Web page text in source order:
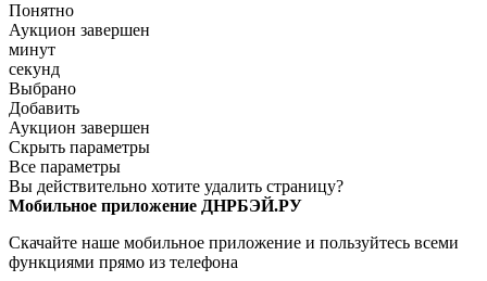
Понятно
Аукцион завершен
минут
секунд
Выбрано
Добавить
Аукцион завершен
Скрыть параметры
Все параметры
Вы действительно хотите удалить страницу?
Мобильное приложение ДНРБЭЙ.РУ
Скачайте наше мобильное приложение и пользуйтесь всеми
функциями прямо из телефона